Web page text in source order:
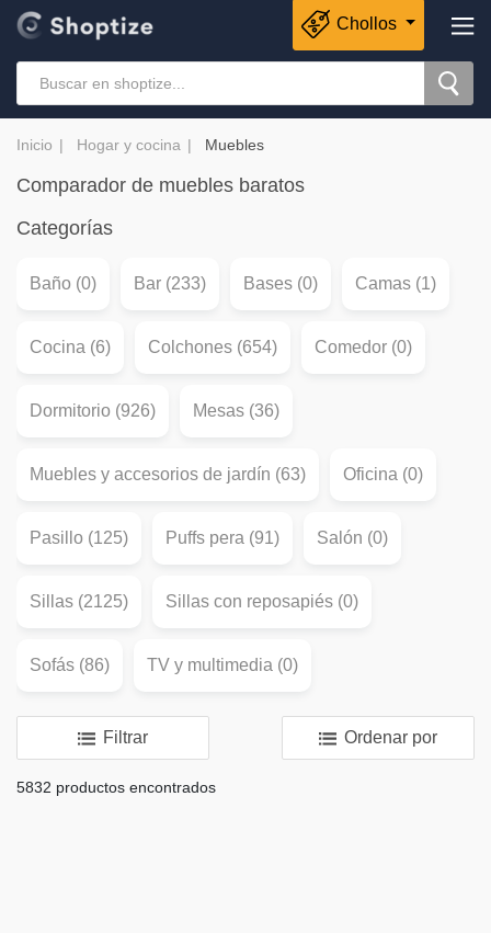
Chollos
Inicio Hogar y cocina Muebles
Comparador de muebles baratos
Categorías
Baño (0) Bar (233) Bases (0) Camas (1)
Cocina (6) Colchones (654) Comedor (0)
Dormitorio (926) Mesas (36)
Muebles y accesorios de jardín (63) Oficina (0)
Pasillo (125) Puffs pera (91) Salón (0)
Sillas (2125) Sillas con reposapiés (0)
Sofás (86) TV y multimedia (0)
Filtrar Ordenar por
5832 productos encontrados